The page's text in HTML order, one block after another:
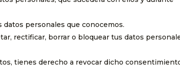
datos personales que conocemos.
rectificar, borrar o bloquear tus datos
tienes derecho a revocar dicho